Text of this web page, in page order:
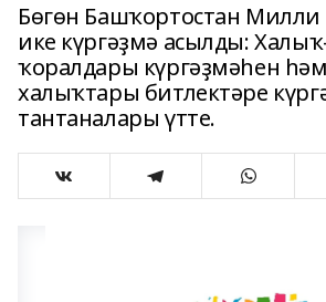
Бөгөн Башҡортостан
ике күргәҙмә асылды:
ҡоралдары күргәҙмәһен
халыҡтары битлектәре
тантаналары үтте.